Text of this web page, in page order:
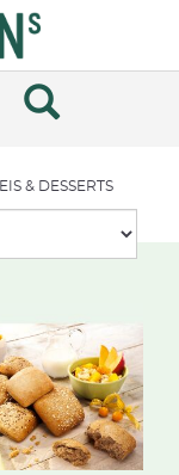
EIS & DESSERTS